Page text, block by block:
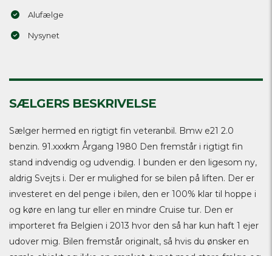
Alufælge
Nysynet
SÆLGERS BESKRIVELSE
Sælger hermed en rigtigt fin veteranbil. Bmw e21 2.0
benzin. 91.xxxkm Årgang 1980 Den fremstår i rigtigt fin
stand indvendig og udvendig. I bunden er den ligesom ny,
aldrig Svejts i. Der er mulighed for se bilen på liften. Der er
investeret en del penge i bilen, den er 100% klar til hoppe i
og køre en lang tur eller en mindre Cruise tur. Den er
importeret fra Belgien i 2013 hvor den så har kun haft 1 ejer
udover mig. Bilen fremstår originalt, så hvis du ønsker en